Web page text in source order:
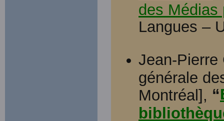
des Médias
Langues –
Jean-Pierre
générale
Montréal], “